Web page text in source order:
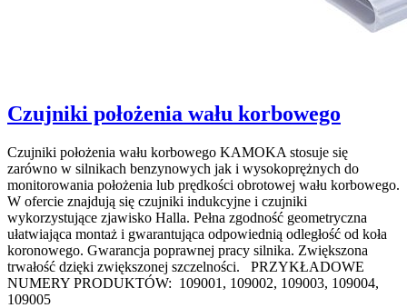
Czujniki położenia wału korbowego
Czujniki położenia wału korbowego KAMOKA stosuje się
zarówno w silnikach benzynowych jak i wysokoprężnych do
monitorowania położenia lub prędkości obrotowej wału korbowego.
W ofercie znajdują się czujniki indukcyjne i czujniki
wykorzystujące zjawisko Halla. Pełna zgodność geometryczna
ułatwiająca montaż i gwarantująca odpowiednią odległość od koła
koronowego. Gwarancja poprawnej pracy silnika. Zwiększona
trwałość dzięki zwiększonej szczelności. PRZYKŁADOWE
NUMERY PRODUKTÓW: 109001, 109002, 109003, 109004,
109005